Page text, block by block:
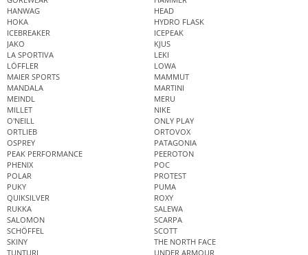
HANWAG
HEAD
HOKA
HYDRO FLASK
ICEBREAKER
ICEPEAK
JAKO
KJUS
LA SPORTIVA
LEKI
LÖFFLER
LOWA
MAIER SPORTS
MAMMUT
MANDALA
MARTINI
MEINDL
MERU
MILLET
NIKE
O'NEILL
ONLY PLAY
ORTLIEB
ORTOVOX
OSPREY
PATAGONIA
PEAK PERFORMANCE
PEEROTON
PHENIX
POC
POLAR
PROTEST
PUKY
PUMA
QUIKSILVER
ROXY
RUKKA
SALEWA
SALOMON
SCARPA
SCHÖFFEL
SCOTT
SKINY
THE NORTH FACE
TUNTURI
UNDER ARMOUR